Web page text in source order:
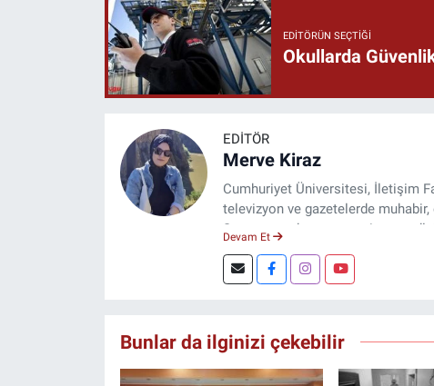
EDITÖRÜN SEÇTIĞI
Okullarda
EDITÖR
Merve Kiraz
Cumhuriyet Üniversitesi, İletişim
televizyon ve gazetelerde
Şuan, www.dogugazetesi.com
Devam Et
Bunlar da ilginizi çekebilir